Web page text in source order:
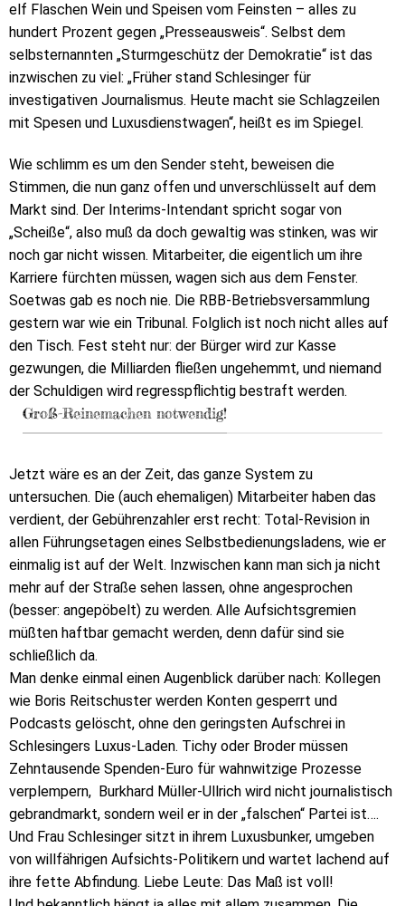
elf Flaschen Wein und Speisen vom Feinsten – alles zu
hundert Prozent gegen „Presseausweis“. Selbst dem
selbsternannten „Sturmgeschütz der Demokratie“ ist das
inzwischen zu viel: „Früher stand Schlesinger für
investigativen Journalismus. Heute macht sie Schlagzeilen
mit Spesen und Luxusdienstwagen“, heißt es im Spiegel.
Wie schlimm es um den Sender steht, beweisen die
Stimmen, die nun ganz offen und unverschlüsselt auf dem
Markt sind. Der Interims-Intendant spricht sogar von
„Scheiße“, also muß da doch gewaltig was stinken, was wir
noch gar nicht wissen. Mitarbeiter, die eigentlich um ihre
Karriere fürchten müssen, wagen sich aus dem Fenster.
Soetwas gab es noch nie. Die RBB-Betriebsversammlung
gestern war wie ein Tribunal. Folglich ist noch nicht alles auf
den Tisch. Fest steht nur: der Bürger wird zur Kasse
gezwungen, die Milliarden fließen ungehemmt, und niemand
der Schuldigen wird regresspflichtig bestraft werden.
Groß-Reinemachen notwendig!
Jetzt wäre es an der Zeit, das ganze System zu
untersuchen. Die (auch ehemaligen) Mitarbeiter haben das
verdient, der Gebührenzahler erst recht: Total-Revision in
allen Führungsetagen eines Selbstbedienungsladens, wie er
einmalig ist auf der Welt. Inzwischen kann man sich ja nicht
mehr auf der Straße sehen lassen, ohne angesprochen
(besser: angepöbelt) zu werden. Alle Aufsichtsgremien
müßten haftbar gemacht werden, denn dafür sind sie
schließlich da.
Man denke einmal einen Augenblick darüber nach: Kollegen
wie Boris Reitschuster werden Konten gesperrt und
Podcasts gelöscht, ohne den geringsten Aufschrei in
Schlesingers Luxus-Laden. Tichy oder Broder müssen
Zehntausende Spenden-Euro für wahnwitzige Prozesse
verplempern, Burkhard Müller-Ullrich wird nicht journalistisch
gebrandmarkt, sondern weil er in der „falschen“ Partei ist….
Und Frau Schlesinger sitzt in ihrem Luxusbunker, umgeben
von willfährigen Aufsichts-Politikern und wartet lachend auf
ihre fette Abfindung. Liebe Leute: Das Maß ist voll!